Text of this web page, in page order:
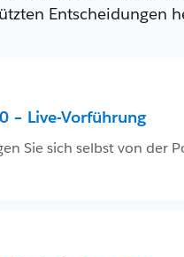
Entscheidungen
– Live-Vorführung
Sie sich selbst von der